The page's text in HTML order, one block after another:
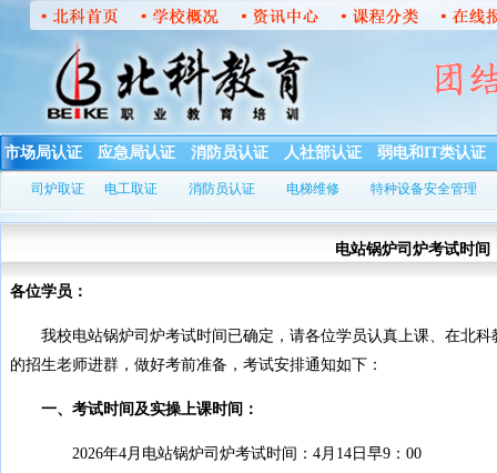
市场局认证 应急局认证 消防员认证 人社部认证 弱电和IT类认证
司炉取证 电工取证 消防员认证 电梯维修 特种设备安全管理
电站锅炉司炉考试时间
各位学员：
我校电站锅炉司炉考试时间已确定，请各位学员认真上课、在北科
的招生老师进群，做好考前准备，考试安排通知如下：
一、考试时间及实操上课时间：
2026年4月电站锅炉司炉考试时间：4月14日早9：00